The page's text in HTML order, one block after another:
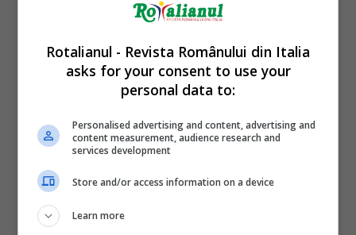
Rotalianul - Revista Românului din Italia
asks for your consent to use your
personal data to:
Personalised advertising and content, advertising and
content measurement, audience research and
services development
Store and/or access information on a device
Learn more